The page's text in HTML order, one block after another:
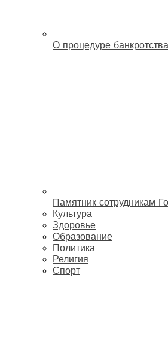
О процедуре банкротства
Памятник сотрудникам
Культура
Здоровье
Образование
Политика
Религия
Спорт